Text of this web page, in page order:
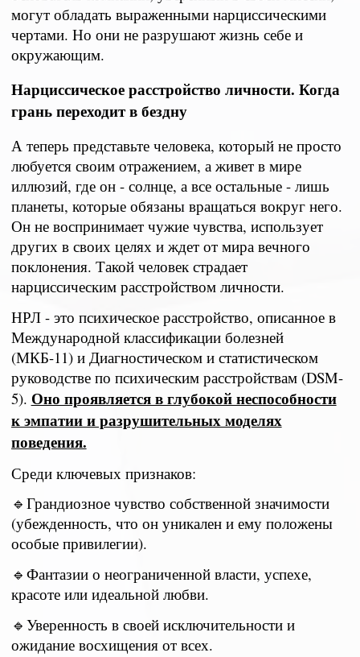
могут обладать выраженными нарциссическими
чертами. Но они не разрушают жизнь себе и
окружающим.
Нарциссическое расстройство личности. Когда
грань переходит в бездну
А теперь представьте человека, который не просто
любуется своим отражением, а живет в мире
иллюзий, где он - солнце, а все остальные - лишь
планеты, которые обязаны вращаться вокруг него.
Он не воспринимает чужие чувства, использует
других в своих целях и ждет от мира вечного
поклонения. Такой человек страдает
нарциссическим расстройством личности.
НРЛ - это психическое расстройство, описанное в
Международной классификации болезней
(МКБ-11) и Диагностическом и статистическом
руководстве по психическим расстройствам (DSM-
5). Оно проявляется в глубокой неспособности
к эмпатии и разрушительных моделях
поведения.
Среди ключевых признаков:
🔹Грандиозное чувство собственной значимости
(убежденность, что он уникален и ему положены
особые привилегии).
🔹Фантазии о неограниченной власти, успехе,
красоте или идеальной любви.
🔹Уверенность в своей исключительности и
ожидание восхищения от всех.